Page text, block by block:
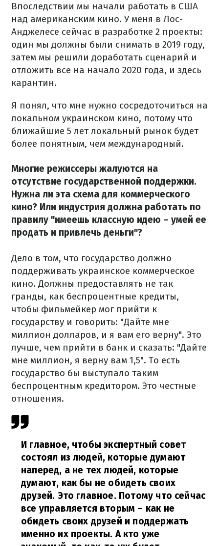
Впоследствии мы начали работать в США
над американским кино. У меня в Лос-
Анджелесе сейчас в разработке 2 проекты:
один мы должны были снимать в 2019 году,
затем мы решили доработать сценарий и
отложить все на начало 2020 года, и здесь
карантин.
Я понял, что мне нужно сосредоточиться на
локальном украинском кино, потому что
ближайшие 5 лет локальный рынок будет
более понятным, чем международный.
Многие режиссеры жалуются на
отсутствие государственной поддержки.
Нужна ли эта схема для коммерческого
кино? Или индустрия должна работать по
правилу "имеешь классную идею – умей ее
продать и привлечь деньги"?
Дело в том, что государство должно
поддерживать украинское коммерческое
кино. Должны предоставлять не так
гранды, как беспроцентные кредиты,
чтобы фильмейкер мог прийти к
государству и говорить: "Дайте мне
миллион долларов, и я вам его верну". Это
лучше, чем прийти в банк и сказать: "Дайте
мне миллион, я верну вам 1,5". То есть
государство бы выступало таким
беспроцентным кредитором. Это честные
отношения.
И главное, чтобы экспертный совет
состоял из людей, которые думают
наперед, а не тех людей, которые
думают, как бы не обидеть своих
друзей. Это главное. Потому что сейчас
все управляется вторым – как не
обидеть своих друзей и поддержать
именно их проекты. А кто уже